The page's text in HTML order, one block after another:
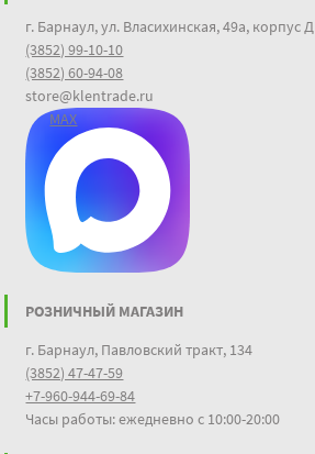
г. Барнаул, ул. Власихинская, 49а, корпус Д
(3852) 99-10-10
(3852) 60-94-08
store@klentrade.ru
MAX
РОЗНИЧНЫЙ МАГАЗИН
г. Барнаул, Павловский тракт, 134
(3852) 47-47-59
+7-960-944-69-84
Часы работы: ежедневно с 10:00-20:00